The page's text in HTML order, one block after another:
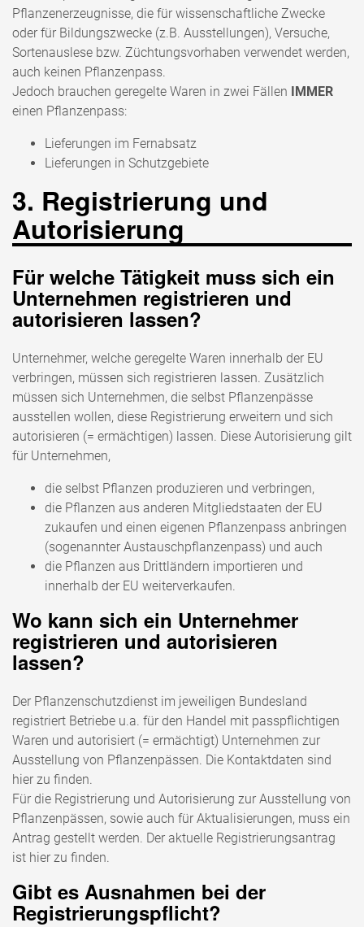
Pflanzenerzeugnisse, die für wissenschaftliche Zwecke
oder für Bildungszwecke (z.B. Ausstellungen), Versuche,
Sortenauslese bzw. Züchtungsvorhaben verwendet werden,
auch keinen Pflanzenpass.
Jedoch brauchen geregelte Waren in zwei Fällen IMMER
einen Pflanzenpass:
Lieferungen im Fernabsatz
Lieferungen in Schutzgebiete
3. Registrierung und
Autorisierung
Für welche Tätigkeit muss sich ein
Unternehmen registrieren und
autorisieren lassen?
Unternehmer, welche geregelte Waren innerhalb der EU
verbringen, müssen sich registrieren lassen. Zusätzlich
müssen sich Unternehmen, die selbst Pflanzenpässe
ausstellen wollen, diese Registrierung erweitern und sich
autorisieren (= ermächtigen) lassen. Diese Autorisierung gilt
für Unternehmen,
die selbst Pflanzen produzieren und verbringen,
die Pflanzen aus anderen Mitgliedstaaten der EU
zukaufen und einen eigenen Pflanzenpass anbringen
(sogenannter Austauschpflanzenpass) und auch
die Pflanzen aus Drittländern importieren und
innerhalb der EU weiterverkaufen.
Wo kann sich ein Unternehmer
registrieren und autorisieren
lassen?
Der Pflanzenschutzdienst im jeweiligen Bundesland
registriert Betriebe u.a. für den Handel mit passpflichtigen
Waren und autorisiert (= ermächtigt) Unternehmen zur
Ausstellung von Pflanzenpässen. Die Kontaktdaten sind
hier zu finden.
Für die Registrierung und Autorisierung zur Ausstellung von
Pflanzenpässen, sowie auch für Aktualisierungen, muss ein
Antrag gestellt werden. Der aktuelle Registrierungsantrag
ist hier zu finden.
Gibt es Ausnahmen bei der
Registrierungspflicht?